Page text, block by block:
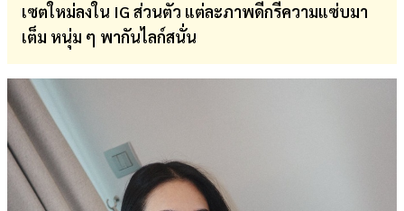
เซตใหม่ลงใน IG ส่วนตัว แต่ละภาพดีกรีความแซ่บมา
เต็ม หนุ่ม ๆ พากันไลก์สนั่น
ผล
บอล
สด
การ
เงิน
การ
ศึกษา